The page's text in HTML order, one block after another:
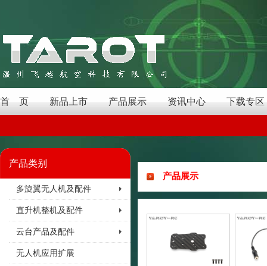
首 页 新品上市 产品展示 资讯中心 下载专区
产品类别
多旋翼无人机及配件
直升机整机及配件
云台产品及配件
无人机应用扩展
产品展示